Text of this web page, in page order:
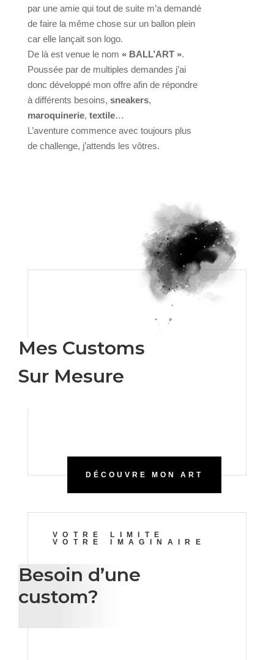
par une amie qui tout de suite m’a demandé
de faire la même chose sur un ballon plein
car elle lançait son logo.
De là est venue le nom « BALL’ART ».
Poussée par de multiples demandes j’ai
donc développé mon offre afin de répondre
à différents besoins, sneakers,
maroquinerie, textile…
L’aventure commence avec toujours plus
de challenge, j’attends les vôtres.
Mes Customs
Sur Mesure
DÉCOUVRE MON ART
VOTRE LIMITE
VOTRE IMAGINAIRE
Besoin d’une
custom?